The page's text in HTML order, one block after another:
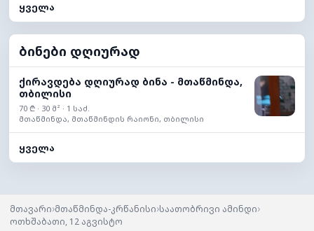
ყველა
ბინები დღიურად
ქირავდება დღიურად ბინა - მთაწმინდა,
თბილისი
70 ₾ · 30 მ² · 1 საძ.
მთაწმინდა, მთაწმინდის რაიონი, თბილისი
ყველა
მთავარი›მთაწმინდა-კრწანისი›საათობრივი ამინდი›
ოთხშაბათი, 12 აგვისტო